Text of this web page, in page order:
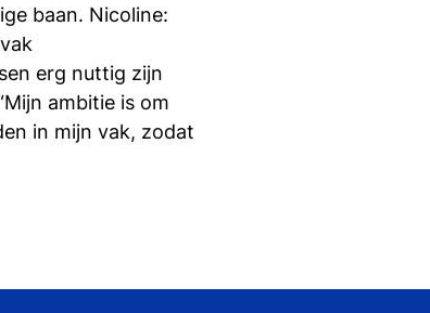
baan. Nicoline:
erg nuttig zijn
ambitie is om
in mijn vak, zodat